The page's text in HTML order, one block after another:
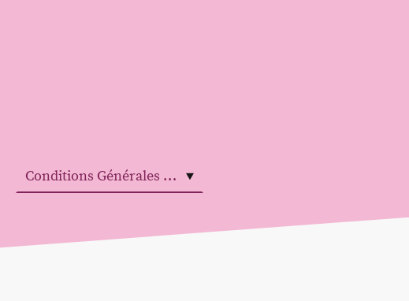
Conditions Générales de Vente